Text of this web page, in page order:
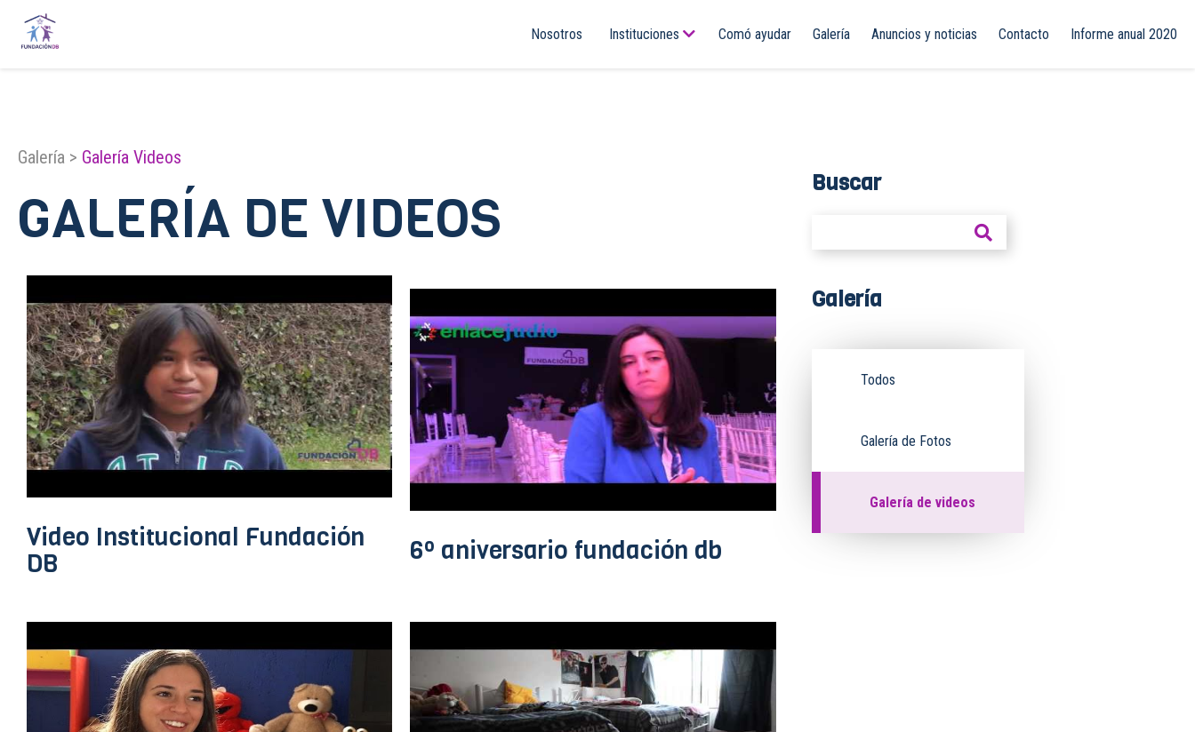
Nosotros Instituciones Comó ayudar Galería Anuncios y noticias Contacto Informe anual 2020
Galería > Galería Videos
GALERÍA DE VIDEOS
Video Institucional Fundación
DB
6º aniversario fundación db
Buscar
Galería
Todos
Galería de Fotos
Galería de videos